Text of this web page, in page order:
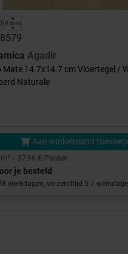
Agadir
Mate 14.7x14.7 cm Vloertegel /
Naturale
Aan winkelmand
= 37,96 €/Pakket
je besteld
werkdagen, verzendtijd 5-7